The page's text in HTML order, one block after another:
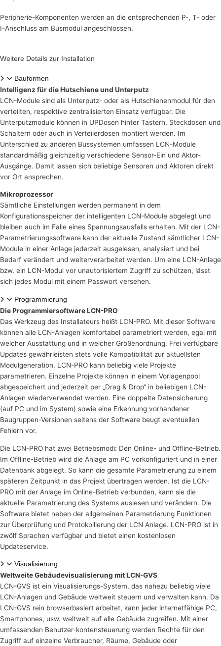
Peripherie-Komponenten werden an die entsprechenden P-, T- oder
I-Anschluss am Busmodul angeschlossen.
Weitere Details zur Installation
Bauformen
Intelligenz für die Hutschiene und Unterputz
LCN-Module sind als Unterputz- oder als Hutschienenmodul für den
verteilten, respektive zentralisierten Einsatz verfügbar. Die
Unterputzmodule können in UPDosen hinter Tastern, Steckdosen und
Schaltern oder auch in Verteilerdosen montiert werden. Im
Unterschied zu anderen Bussystemen umfassen LCN-Module
standardmäßig gleichzeitig verschiedene Sensor-Ein und Aktor-
Ausgänge. Damit lassen sich beliebige Sensoren und Aktoren direkt
vor Ort ansprechen.
Mikroprozessor
Sämtliche Einstellungen werden permanent in dem
Konfigurationsspeicher der intelligenten LCN-Module abgelegt und
bleiben auch im Falle eines Spannungsausfalls erhalten. Mit der LCN-
Parametrierungssoftware kann der aktuelle Zustand sämtlicher LCN-
Module in einer Anlage jederzeit ausgelesen, analysiert und bei
Bedarf verändert und weiterverarbeitet werden. Um eine LCN-Anlage
bzw. ein LCN-Modul vor unautorisiertem Zugriff zu schützen, lässt
sich jedes Modul mit einem Passwort versehen.
Programmierung
Die Programmiersoftware LCN-PRO
Das Werkzeug des Installateurs heißt LCN-PRO. Mit dieser Software
können alle LCN-Anlagen komfortabel parametriert werden, egal mit
welcher Ausstattung und in welcher Größenordnung. Frei verfügbare
Updates gewährleisten stets volle Kompatibilität zur aktuellsten
Modulgeneration. LCN-PRO kann beliebig viele Projekte
parametrieren. Einzelne Projekte können in einem Vorlagenpool
abgespeichert und jederzeit per „Drag & Drop“ in beliebigen LCN-
Anlagen wiederverwendet werden. Eine doppelte Datensicherung
(auf PC und im System) sowie eine Erkennung vorhandener
Baugruppen-Versionen seitens der Software beugt eventuellen
Fehlern vor.
Die LCN-PRO hat zwei Betriebsmodi: Den Online- und Offline-Betrieb.
Im Offline-Betrieb wird die Anlage am PC vorkonfiguriert und in einer
Datenbank abgelegt. So kann die gesamte Parametrierung zu einem
späteren Zeitpunkt in das Projekt übertragen werden. Ist die LCN-
PRO mit der Anlage im Online-Betrieb verbunden, kann sie die
aktuelle Parametrierung des Systems auslesen und verändern. Die
Software bietet neben der allgemeinen Parametrierung Funktionen
zur Überprüfung und Protokollierung der LCN Anlage. LCN-PRO ist in
zwölf Sprachen verfügbar und bietet einen kostenlosen
Updateservice.
Visualisierung
Weltweite Gebäudevisualisierung mit LCN-GVS
LCN-GVS ist ein Visualisierungs-System, das nahezu beliebig viele
LCN-Anlagen und Gebäude weltweit steuern und verwalten kann. Da
LCN-GVS rein browserbasiert arbeitet, kann jeder internetfähige PC,
Smartphones, usw. weltweit auf alle Gebäude zugreifen. Mit einer
umfassenden Benutzer-kontensteuerung werden Rechte für den
Zugriff auf einzelne Verbraucher, Räume, Gebäude oder